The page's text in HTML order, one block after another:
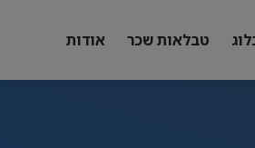
טבלאות שכר אודות